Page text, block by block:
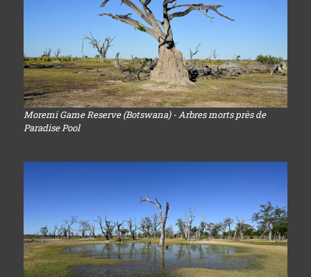
Moremi Game Reserve (Botswana) - Arbres morts près de
Paradise Pool